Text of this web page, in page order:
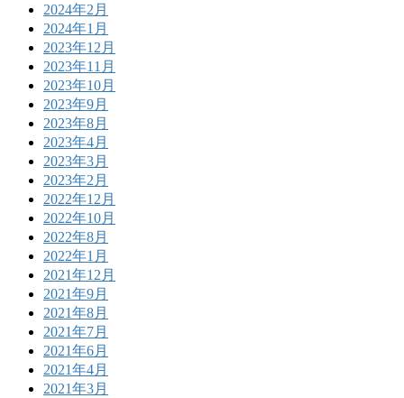
2024年2月
2024年1月
2023年12月
2023年11月
2023年10月
2023年9月
2023年8月
2023年4月
2023年3月
2023年2月
2022年12月
2022年10月
2022年8月
2022年1月
2021年12月
2021年9月
2021年8月
2021年7月
2021年6月
2021年4月
2021年3月